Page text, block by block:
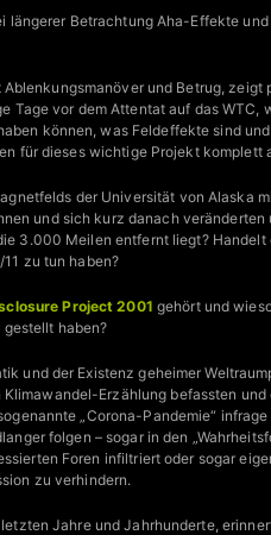
Betrachtung Aha-Effekte
und Betrug, zeigt
Tage vor dem Attentat auf das WTC,
können, was Feldeffekte sind
für dieses wichtige Projekt komplett
der Universität von Alaska
und sich kurz danach
3.000 Meilen entfernt liegt? Handelt
zu tun haben?
Project 2001 gehört und
haben?
und der Existenz geheimer
Erzählung befassten und
„Corona-Pandemie“
folgen – sogar in den
Foren infiltriert oder sogar
zu verhindern.
Jahre und Jahrhunderte,